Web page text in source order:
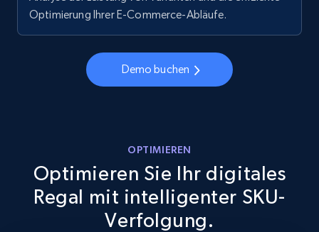
5.6K+ 875+ Jetzt anfangen
Walmart - products - Discover products by
5.6K+ 875+ Jetzt anfangen
Optimierung Ihrer E-Commerce-Abläufe.
Demo buchen
OPTIMIEREN
Optimieren Sie Ihr digitales
Regal mit intelligenter SKU-
Verfolgung.